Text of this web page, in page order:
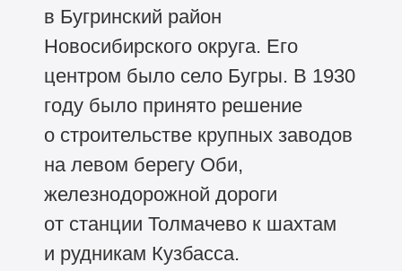
в Бугринский район
Новосибирского округа. Его
центром было село Бугры. В 1930
году было принято решение
о строительстве крупных заводов
на левом берегу Оби,
железнодорожной дороги
от станции Толмачево к шахтам
и рудникам Кузбасса.